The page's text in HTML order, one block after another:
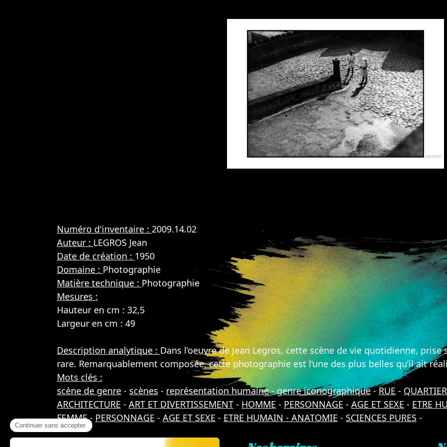
Numéro d'inventaire : 2009.14.02
Auteur : LEGROS Jean
Date de création : 1950
Domaine : Photographie
Matière technique : Photographie
Mesures :
Hauteur en cm : 32,5
Largeur en cm : 49
Description analytique : Dans l’oeuvre de Jean Legros, cette scène de vie quotidienne,
rare. Remarquablement composée, cette photographie est l’une des plus belles qu’il ait
Mots clés :
scène de genre - scènes - représentation humaine-genre iconographique-RUE - QUARTIER
ARCHITECTURE - ART ET DIVERTISSEMENT - HOMME - PERSONNAGE - AGE ET SEXE - ETRE
FEMME- PERSONNAGE - AGE ET SEXE - ETRE HUMAIN - ANATOMIE - SCIENCES PURES -